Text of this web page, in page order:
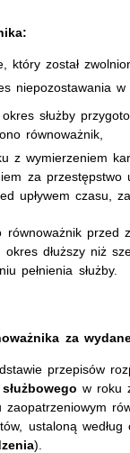
który został
niepozostawania w
służby
równoważnik,
z wymierzeniem
za przestępstwo
upływem czasu,
równoważnik
okres dłuższy niż
pełnienia służby.
za
przepisów
w roku
zaopatrzeniowym
ustaloną
).